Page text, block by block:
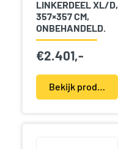
LINKERDEEL XL/D,
357×357 CM,
ONBEHANDELD.
€2.401,-
Bekijk product(en)